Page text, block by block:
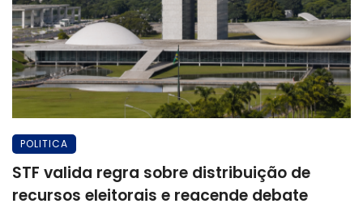
POLITICA
STF valida regra sobre distribuição de
recursos eleitorais e reacende debate